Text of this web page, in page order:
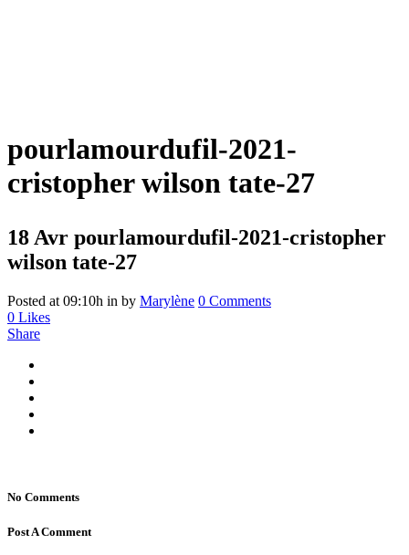
pourlamourdufil-2021-
cristopher wilson tate-27
18 Avr pourlamourdufil-2021-cristopher
wilson tate-27
Posted at 09:10h in by Marylène 0 Comments
0 Likes
Share
No Comments
Post A Comment